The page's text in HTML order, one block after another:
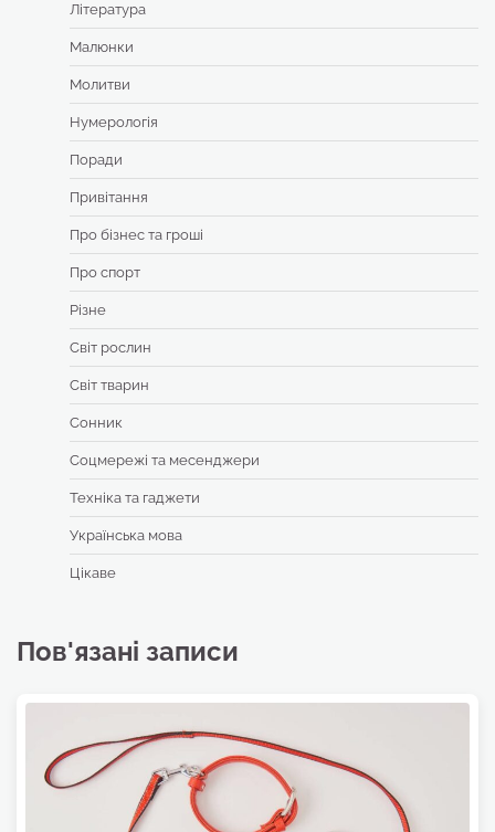
Література
Малюнки
Молитви
Нумерологія
Поради
Привітання
Про бізнес та гроші
Про спорт
Різне
Світ рослин
Світ тварин
Сонник
Соцмережі та месенджери
Техніка та гаджети
Українська мова
Цікаве
Пов'язані записи